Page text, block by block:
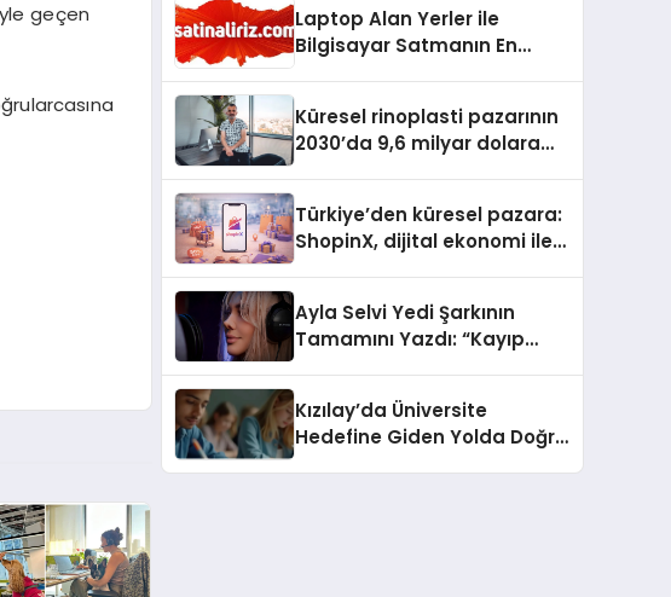
geçen
Laptop Alan Yerler ile
Bilgisayar Satmanın En
Küresel rinoplasti pazarının
2030’da 9,6 milyar dolara
Türkiye’den küresel pazara:
ShopinX, dijital ekonomi ile
Ayla Selvi Yedi Şarkının
Tamamını Yazdı: “Kayıp
Kızılay’da Üniversite
Hedefine Giden Yolda Doğru